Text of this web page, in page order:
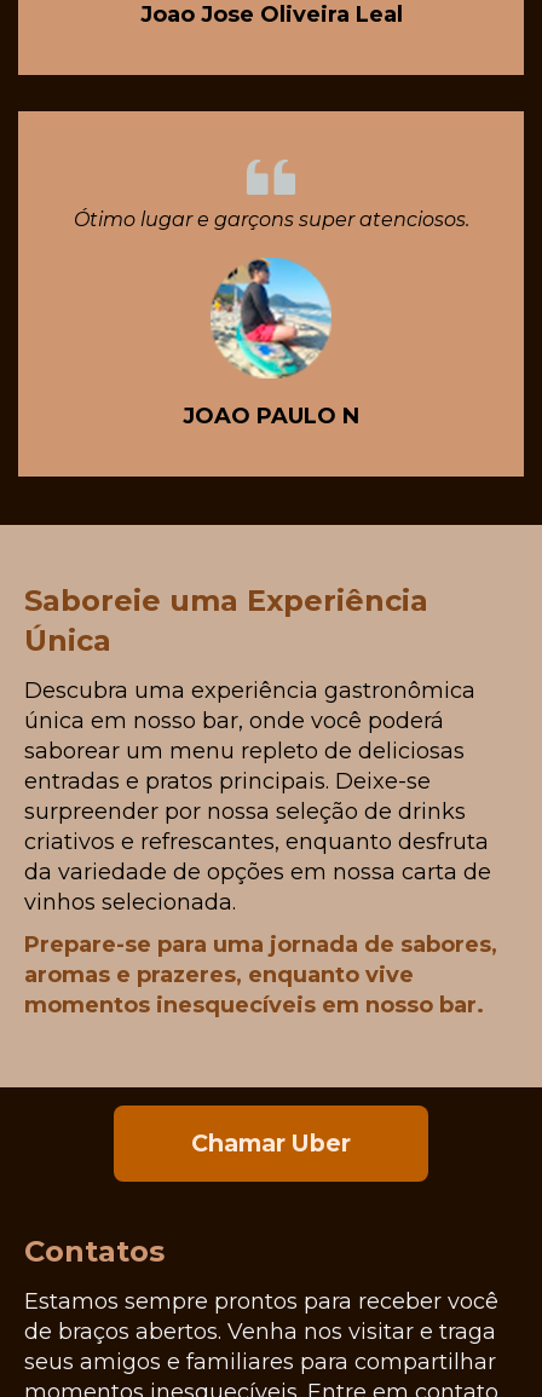
Joao Jose Oliveira Leal
Ótimo lugar e garçons super atenciosos.
JOAO PAULO N
Saboreie uma Experiência
Única
Descubra uma experiência gastronômica
única em nosso bar, onde você poderá
saborear um menu repleto de deliciosas
entradas e pratos principais. Deixe-se
surpreender por nossa seleção de drinks
criativos e refrescantes, enquanto desfruta
da variedade de opções em nossa carta de
vinhos selecionada.
Prepare-se para uma jornada de sabores,
aromas e prazeres, enquanto vive
momentos inesquecíveis em nosso bar.
Chamar Uber
Contatos
Estamos sempre prontos para receber você
de braços abertos. Venha nos visitar e traga
seus amigos e familiares para compartilhar